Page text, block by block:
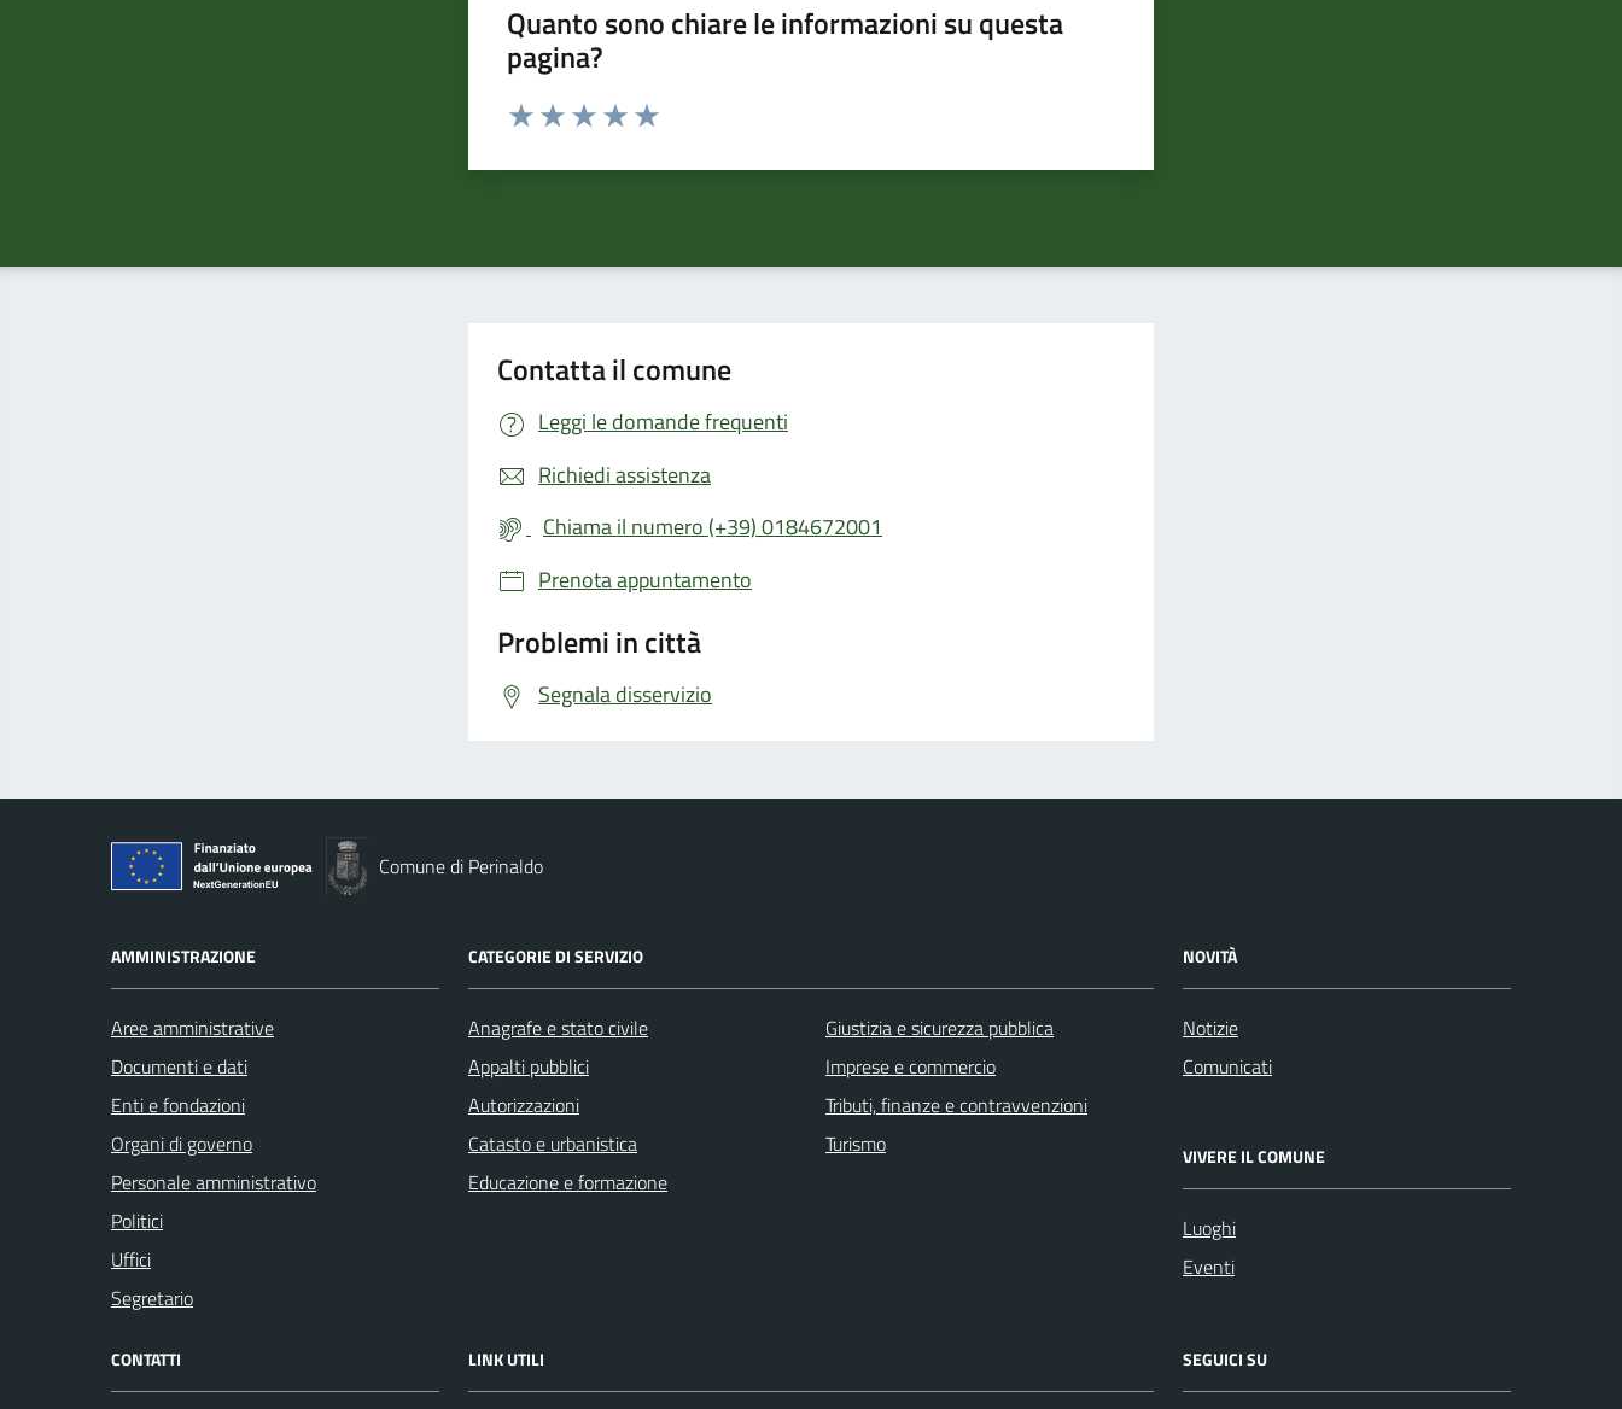
Quanto sono chiare le informazioni su questa
pagina?
Valuta da 1 a 5 stelle la pagina
Contatta il comune
Leggi le domande frequenti
Richiedi assistenza
Chiama il numero (+39) 0184672001
Prenota appuntamento
Problemi in città
Segnala disservizio
Comune di Perinaldo
AMMINISTRAZIONE
Aree amministrative
Documenti e dati
Enti e fondazioni
Organi di governo
Personale amministrativo
Politici
Uffici
Segretario
CATEGORIE DI SERVIZIO
Anagrafe e stato civile
Appalti pubblici
Autorizzazioni
Catasto e urbanistica
Educazione e formazione
Giustizia e sicurezza pubblica
Imprese e commercio
Tributi, finanze e contravvenzioni
Turismo
NOVITÀ
Notizie
Comunicati
VIVERE IL COMUNE
Luoghi
Eventi
CONTATTI LINK UTILI SEGUICI SU